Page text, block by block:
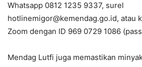
Whatsapp 0812 1235 9337, surel
hotlinemigor@kemendag.go.id, atau
Zoom dengan ID 969 0729 1086
Mendag Lutfi juga memastikan